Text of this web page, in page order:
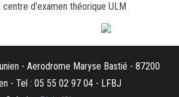
d'examen théorique ULM
- Aerodrome Maryse Bastié - 87200
- Tel : 05 55 02 97 04 - LFBJ